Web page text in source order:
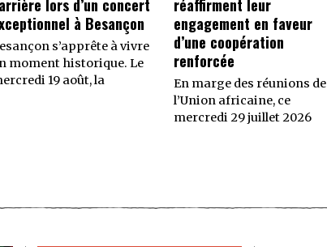
lors d’un concert
à Besançon
s’apprête à vivre
moment historique. Le
19 août, la
réaffirment leur
engagement en faveur
d’une coopération
renforcée
En marge des réunions de
l’Union africaine, ce
mercredi 29 juillet 2026